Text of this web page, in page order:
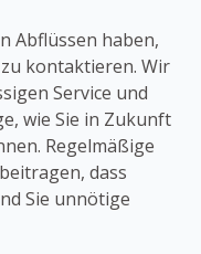
Abflüssen haben,
kontaktieren. Wir
Service und
wie Sie in Zukunft
Regelmäßige
dass
Sie unnötige